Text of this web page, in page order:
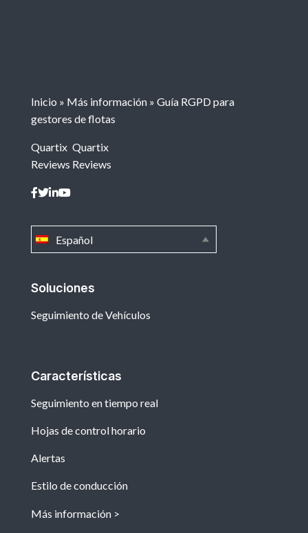
Soluciones
Seguimiento de Vehículos
Características
Seguimiento en tiempo real
Hojas de control horario
Alertas
Estilo de conducción
Más información
Español
Inicio » Más información » Guía RGPD para
gestores de flotas
Quartix
Reviews
Quartix
Reviews